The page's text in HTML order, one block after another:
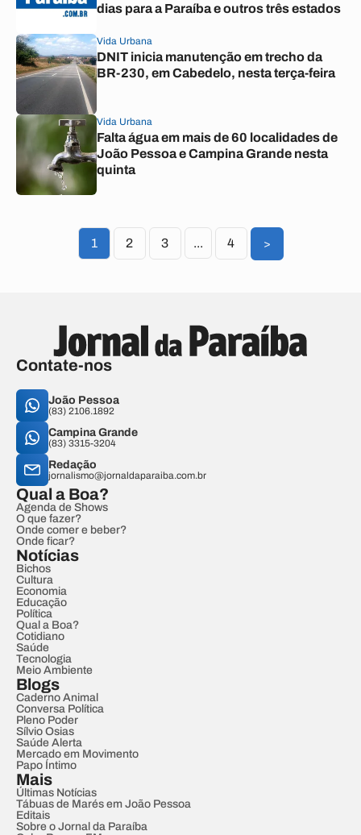
dias para a Paraíba e outros três estados
Vida Urbana
DNIT inicia manutenção em trecho da
BR-230, em Cabedelo, nesta terça-feira
Vida Urbana
Falta água em mais de 60 localidades de
João Pessoa e Campina Grande nesta
quinta
1 2 3 ... 4 >
Contate-nos
João Pessoa
(83) 2106.1892
Campina Grande
(83) 3315-3204
Redação
jornalismo@jornaldaparaiba.com.br
Qual a Boa?
Agenda de Shows
O que fazer?
Onde comer e beber?
Onde ficar?
Notícias
Bichos
Cultura
Economia
Educação
Política
Qual a Boa?
Cotidiano
Saúde
Tecnologia
Meio Ambiente
Blogs
Caderno Animal
Conversa Política
Pleno Poder
Sílvio Osias
Saúde Alerta
Mercado em Movimento
Papo Íntimo
Mais
Últimas Notícias
Tábuas de Marés em João Pessoa
Editais
Sobre o Jornal da Paraíba